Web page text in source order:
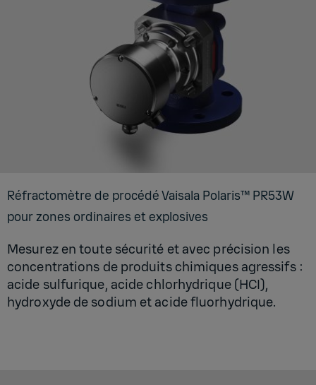
Réfrac­to­mètre de pro­cédé Vai­sala Pola­ris™ PR53W
pour zones ordi­naires et explo­sives
Mesurez en toute sécurité et avec précision les
concentrations de produits chimiques agressifs :
acide sulfurique, acide chlorhydrique (HCI),
hydroxyde de sodium et acide fluorhydrique.